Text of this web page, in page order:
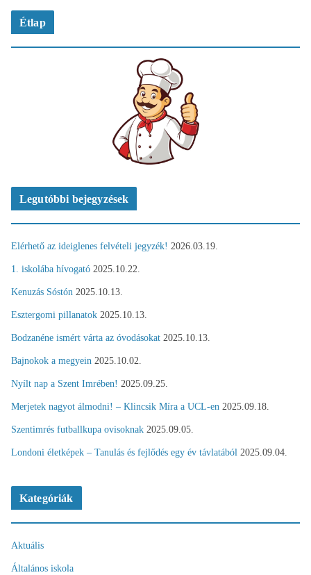
Étlap
Legutóbbi bejegyzések
Elérhető az ideiglenes felvételi jegyzék! 2026.03.19.
1. iskolába hívogató 2025.10.22.
Kenuzás Sóstón 2025.10.13.
Esztergomi pillanatok 2025.10.13.
Bodzanéne ismért várta az óvodásokat 2025.10.13.
Bajnokok a megyein 2025.10.02.
Nyílt nap a Szent Imrében! 2025.09.25.
Merjetek nagyot álmodni! – Klincsik Míra a UCL-en 2025.09.18.
Szentimrés futballkupa ovisoknak 2025.09.05.
Londoni életképek – Tanulás és fejlődés egy év távlatából 2025.09.04.
Kategóriák
Aktuális
Általános iskola